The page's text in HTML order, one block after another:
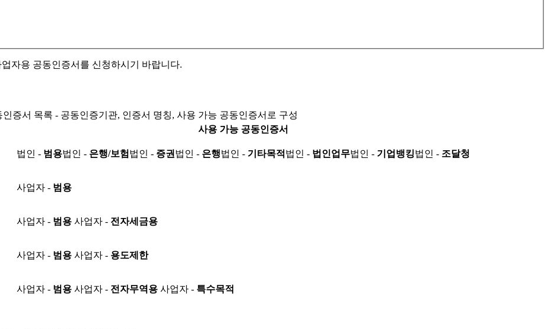
자용 공동인증서를 신청하시기 바랍니다.
증서 목록 - 공동인증기관, 인증서 명칭, 사용 가능 공동인증서로 구성
사용 가능 공동인증서
법인 - 범용법인 - 은행/보험 법인 - 증권 법인 - 은행법인 - 기타목적 법인 - 법인업무법인 - 기업뱅킹법인 - 조달청
사업자 - 범용
사업자 - 범용 사업자 - 전자세금용
사업자 - 범용 사업자 - 용도제한
사업자 - 범용 사업자 - 전자무역용 사업자 - 특수목적